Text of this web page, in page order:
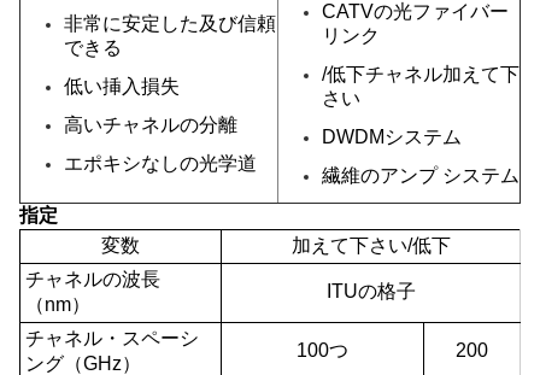
非常に安定した及び信頼
できる
低い挿入損失
高いチャネルの分離
エポキシなしの光学道
CATVの光ファイバー
リンク
/低下チャネル加えて下
さい
DWDMシステム
繊維のアンプ システム
指定
変数
加えて下さい/低下
チャネルの波長
（nm）
ITUの格子
チャネル・スペーシ
ング（GHz）
100つ 200